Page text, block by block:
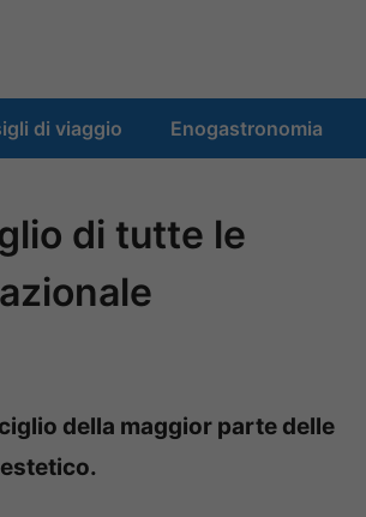
di viaggio Enogastronomia
di tutte le
della maggior parte delle